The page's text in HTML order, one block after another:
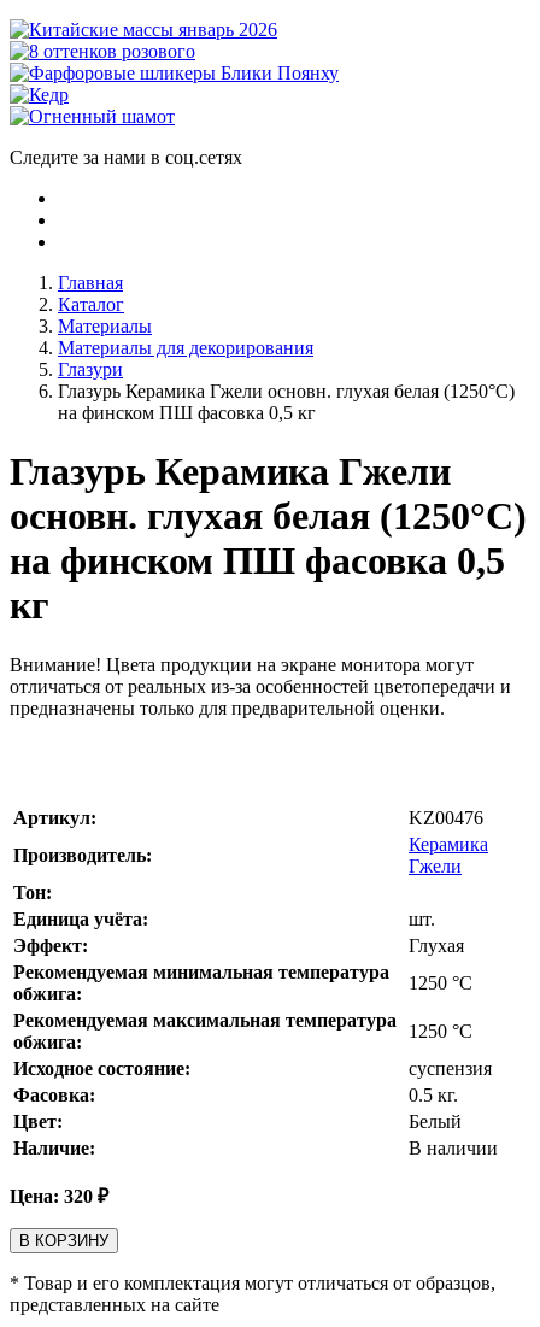
Следите за нами в соц.сетях
Главная
Каталог
Материалы
Материалы для декорирования
Глазури
Глазурь Керамика Гжели основн. глухая белая (1250°С)
на финском ПШ фасовка 0,5 кг
Глазурь Керамика Гжели
основн. глухая белая (1250°С)
на финском ПШ фасовка 0,5
кг
Внимание! Цвета продукции на экране монитора могут
отличаться от реальных из-за особенностей цветопередачи и
предназначены только для предварительной оценки.
Артикул:
KZ00476
Производитель:
Керамика
Гжели
Тон:
Единица учёта:
шт.
Эффект:
Глухая
Рекомендуемая минимальная температура
обжига:
1250 °С
Рекомендуемая максимальная температура
обжига:
1250 °С
Исходное состояние:
суспензия
Фасовка:
0.5 кг.
Цвет:
Белый
Наличие:
В наличии
Цена: 320 ₽
В КОРЗИНУ
* Товар и его комплектация могут отличаться от образцов,
представленных на сайте